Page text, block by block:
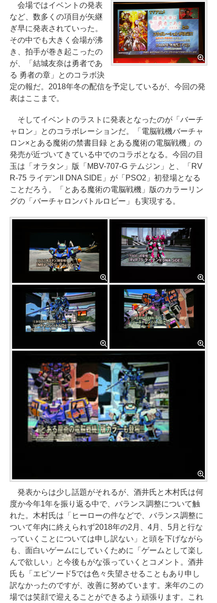
会場ではイベントの発表
など、数多くの項目が矢継
ぎ早に発表されていった。
その中でも大きく会場が沸
き、拍手が巻き起こったの
が、「結城友奈は勇者であ
る 勇者の章」とのコラボ決
定の報だ。2018年冬の配信を予定しているが、今回の発
表はここまで。
そしてイベントのラストに発表となったのが「バーチ
ャロン」とのコラボレーションだ。「電脳戦機バーチャ
ロン×とある魔術の禁書目録 とある魔術の電脳戦機」の
発売が近づいてきている中でのコラボとなる。今回の目
玉は「オラタン」版「MBV-707-G テムジン」と、「RV
R-75 ライデンII DNA SIDE」が「PSO2」初登場となる
ことだろう。「とある魔術の電脳戦機」版のカラーリン
グの「バーチャロンバトルロビー」も実現する。
発表からは少し話題がそれるが、酒井氏と木村氏は何
度か今年1年を振り返る中で、バランス調整について触
れた。木村氏は「ヒーローの件などで、バランス調整に
ついて年内に終えられず2018年の2月、4月、5月と行な
っていくことについては申し訳ない」と頭を下げながら
も、面白いゲームにしていくために「ゲームとして楽し
んで欲しい」と今後もがな張っていくとコメント。酒井
氏も「エピソード5では色々失望させることもあり申し
訳なかったのですが、改善に努めています。来年のこの
場では笑顔で迎えることができるよう頑張ります。これ